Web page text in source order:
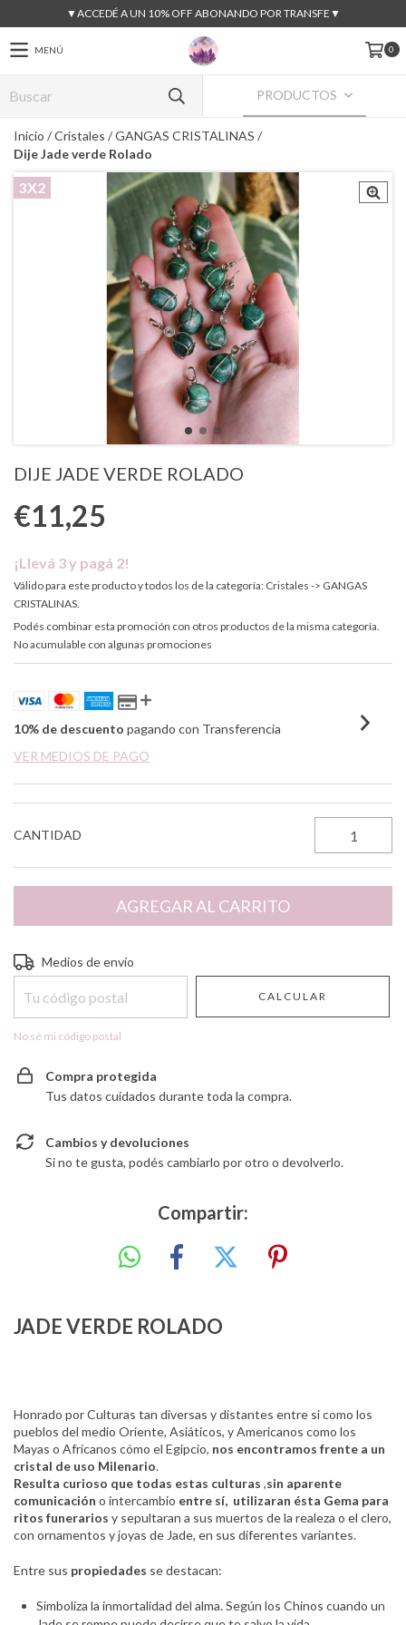
▼ACCEDÉ A UN 10% OFF ABONANDO POR TRANSFE▼
MENÚ 0
PRODUCTOS
Inicio /Cristales /GANGAS CRISTALINAS /
Dije Jade verde Rolado
3X2
DIJE JADE VERDE ROLADO
€11,25
¡Llevá 3 y pagá 2!
Válido para este producto y todos los de la categoría: Cristales -> GANGAS
CRISTALINAS.
Podés combinar esta promoción con otros productos de la misma categoría.
No acumulable con algunas promociones
10% de descuento pagando con Transferencia
VER MEDIOS DE PAGO
CANTIDAD
Entregas para el CP:
Medios de envío
CALCULAR
No sé mi código postal
Compra protegida
Tus datos cuidados durante toda la compra.
Cambios y devoluciones
Si no te gusta, podés cambiarlo por otro o devolverlo.
Compartir:
JADE VERDE ROLADO
Honrado por Culturas tan diversas y distantes entre si como los
pueblos del medio Oriente, Asiáticos, y Americanos como los
Mayas o Africanos cómo el Egipcio, nos encontramos frente a un
cristal de uso Milenario.
Resulta curioso que todas estas culturas ,sin aparente
comunicación o intercambio entre sí, utilizaran ésta Gema para
ritos funerarios y sepultaran a sus muertos de la realeza o el clero,
con ornamentos y joyas de Jade, en sus diferentes variantes.
Entre sus propiedades se destacan:
Simboliza la inmortalidad del alma. Según los Chinos cuando un